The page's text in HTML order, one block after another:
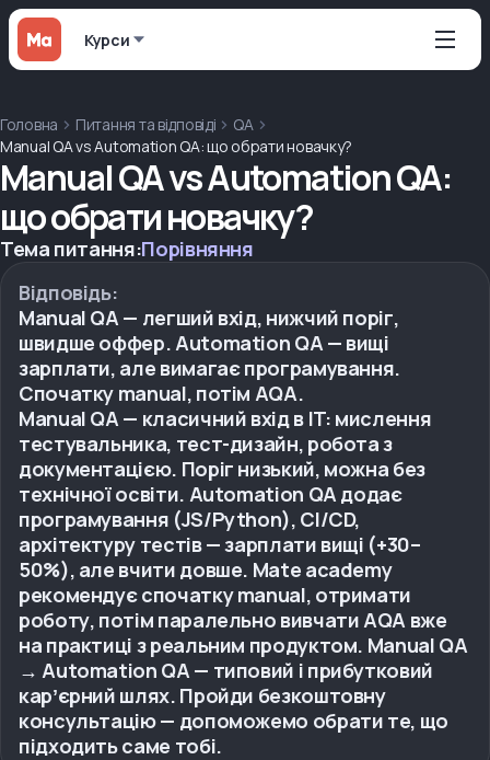
Курси
Головна Питання та відповіді
QA
Manual QA vs Automation QA: що обрати новачку?
Manual QA vs Automation QA:
що обрати новачку?
Тема питання:Порівняння
Відповідь:
Manual QA — легший вхід, нижчий поріг,
швидше оффер. Automation QA — вищі
зарплати, але вимагає програмування.
Спочатку manual, потім AQA.
Manual QA — класичний вхід в IT: мислення
тестувальника, тест-дизайн, робота з
документацією. Поріг низький, можна без
технічної освіти. Automation QA додає
програмування (JS/Python), CI/CD,
архітектуру тестів — зарплати вищі (+30–
50%), але вчити довше. Mate academy
рекомендує спочатку manual, отримати
роботу, потім паралельно вивчати AQA вже
на практиці з реальним продуктом. Manual QA
→ Automation QA — типовий і прибутковий
карʼєрний шлях. Пройди безкоштовну
консультацію — допоможемо обрати те, що
підходить саме тобі.